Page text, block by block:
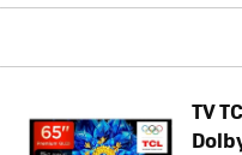
TV